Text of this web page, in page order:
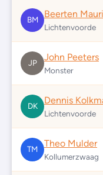
BM
Beerten
Lichtenvoorde
JP
John Peeters
Monster
DK
Dennis
Lichtenvoorde
TM
Theo Mulder
Kollumerzwaag